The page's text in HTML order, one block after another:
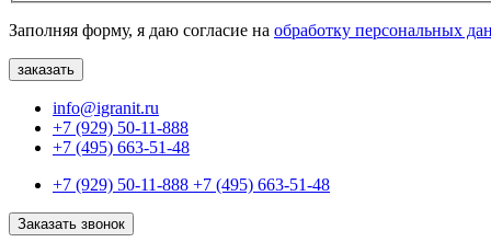
Заполняя форму, я даю согласие на обработку персональных
info@igranit.ru
+7 (929) 50-11-888
+7 (495) 663-51-48
+7 (929) 50-11-888 +7 (495) 663-51-48
Заказать звонок